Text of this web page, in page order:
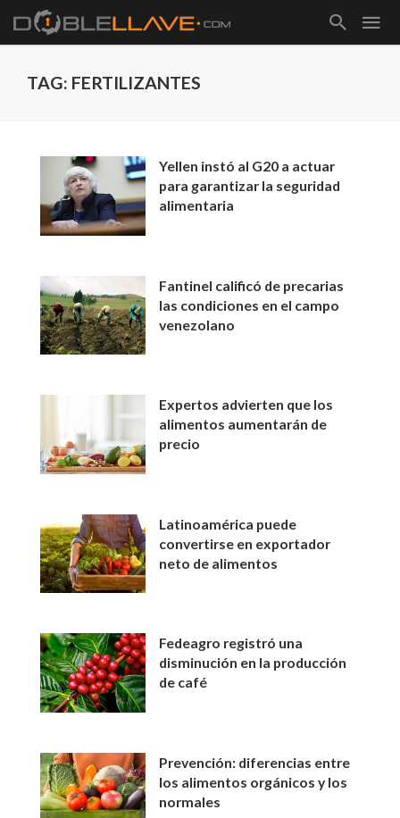
TAG: FERTILIZANTES
Yellen instó al G20 a actuar
para garantizar la seguridad
alimentaria
Fantinel calificó de precarias
las condiciones en el campo
venezolano
Expertos advierten que los
alimentos aumentarán de
precio
Latinoamérica puede
convertirse en exportador
neto de alimentos
Fedeagro registró una
disminución en la producción
de café
Prevención: diferencias entre
los alimentos orgánicos y los
normales